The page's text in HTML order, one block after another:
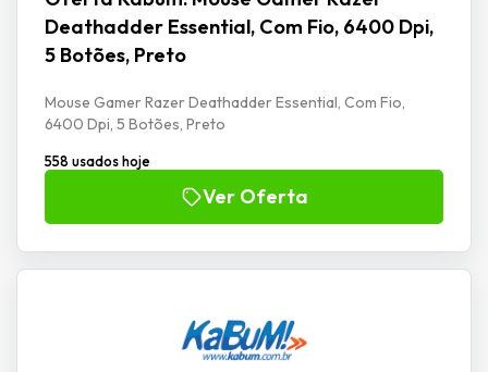
Deathadder Essential, Com Fio, 6400 Dpi,
5 Botões, Preto
Mouse Gamer Razer Deathadder Essential, Com Fio,
6400 Dpi, 5 Botões, Preto
558 usados hoje
Ver Oferta